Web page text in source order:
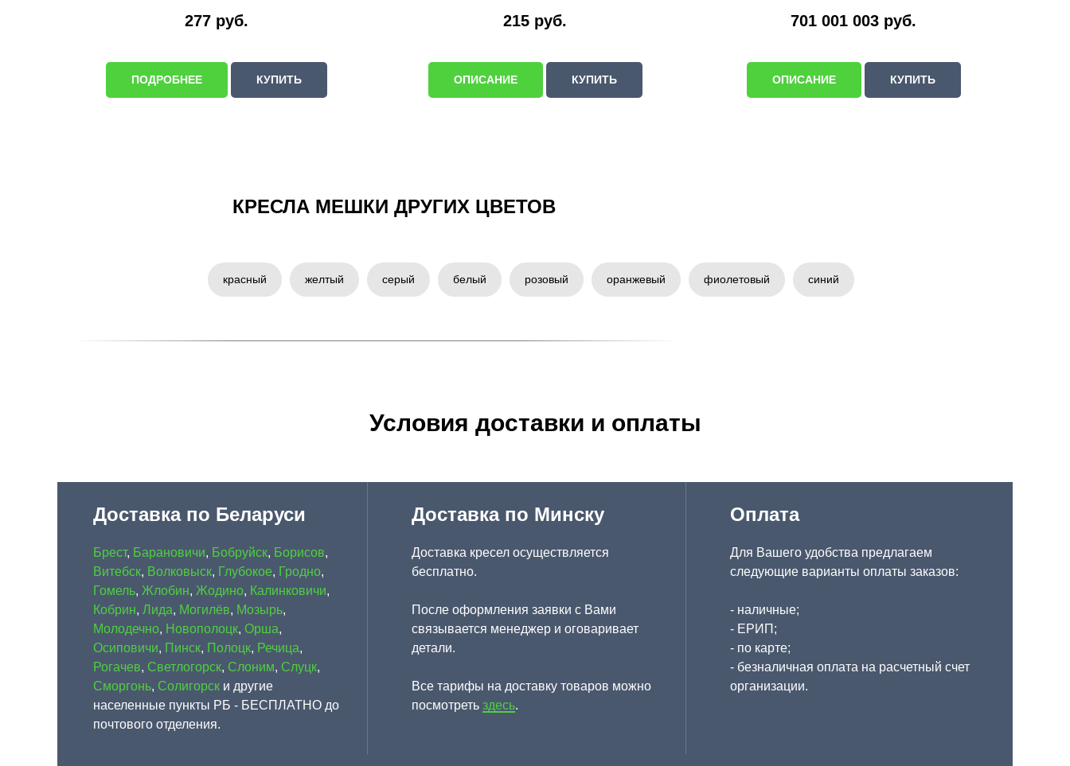
277 руб.
ПОДРОБНЕЕ КУПИТЬ
215 руб.
ОПИСАНИЕ КУПИТЬ
701 001 003 руб.
ОПИСАНИЕ КУПИТЬ
КРЕСЛА МЕШКИ ДРУГИХ ЦВЕТОВ
красный желтый серый белый розовый оранжевый фиолетовый синий
Условия доставки и оплаты
Доставка по Беларуси
Брест, Барановичи, Бобруйск, Борисов,
Витебск, Волковыск, Глубокое, Гродно,
Гомель, Жлобин, Жодино, Калинковичи,
Кобрин, Лида, Могилёв, Мозырь,
Молодечно, Новополоцк, Орша,
Осиповичи, Пинск, Полоцк, Речица,
Рогачев, Светлогорск, Слоним, Слуцк,
Сморгонь, Солигорск и другие
населенные пункты РБ - БЕСПЛАТНО до
почтового отделения.
Доставка по Минску
Доставка кресел осуществляется
бесплатно.
После оформления заявки с Вами
связывается менеджер и оговаривает
детали.
Все тарифы на доставку товаров можно
посмотреть здесь.
Оплата
Для Вашего удобства предлагаем
следующие варианты оплаты заказов:
- наличные;
- ЕРИП;
- по карте;
- безналичная оплата на расчетный счет
организации.